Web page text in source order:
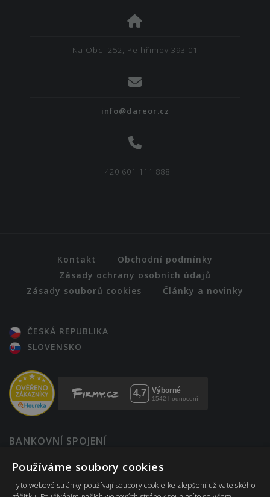
Na Obci 252, Pelhřimov 393 01
info@dareor.cz
+420 601 111 888
Kontakt
Obchodní podmínky
Zásady ochrany osobních údajů
Zásady souborů cookies
Články a novinky
ČESKÁ REPUBLIKA
SLOVENSKO
BANKOVNÍ SPOJENÍ
Komerční banka
IBAN: CZ4001000001230012820217
Používáme soubory cookies
Tyto webové stránky používají soubory cookie ke zlepšení uživatelského